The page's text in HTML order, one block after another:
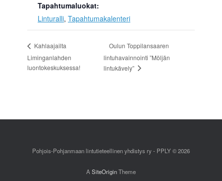
Tapahtumaluokat:
Linturalli, Tapahtumakalenteri
Kahlaajailta
Liminganlahden
luontokeskuksessa!
Oulun Toppilansaaren
lintuhavainnointi ”Möljän
lintukävely”
Pohjois-Pohjanmaan lintutieteellinen yhdistys ry - PPLY © 2026
ASiteOriginTheme